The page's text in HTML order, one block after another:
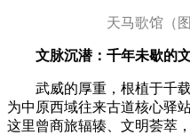
天马歌馆（
文脉沉潜：千年未歇的
武威的厚重，根植于千
为中原西域往来古道核心驿
这里曾商旅辐辏、文明荟萃